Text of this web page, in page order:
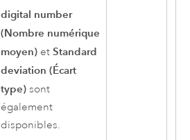
digital number
(Nombre numérique
moyen)et Standard
deviation (Écart
type)sont
également
disponibles.